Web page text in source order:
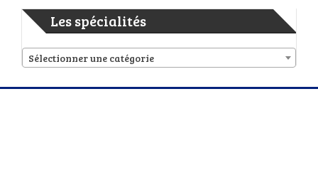
Les spécialités
Sélectionner une catégorie